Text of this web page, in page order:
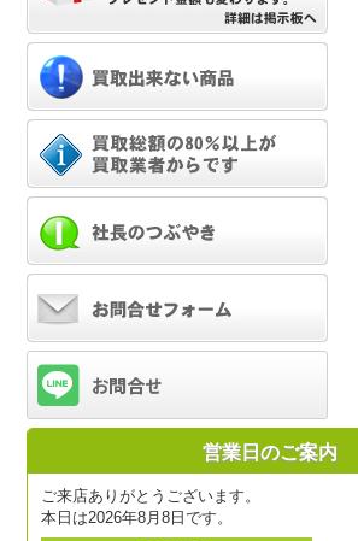
営業日のご案内
ご来店ありがとうございます。
本日は2026年8月8日です。